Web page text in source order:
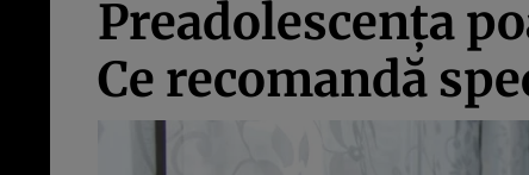
Preadolescenţa
Ce recomandă